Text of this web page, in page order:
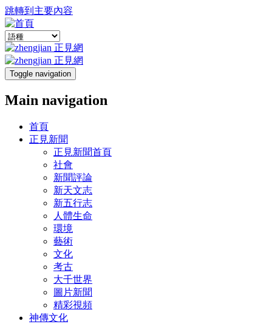
跳轉到主要內容
Toggle navigation
Main navigation
首頁
正見新聞
正見新聞首頁
社會
新聞評論
新天文志
新五行志
人體生命
環境
藝術
文化
考古
大千世界
圖片新聞
精彩視頻
神傳文化